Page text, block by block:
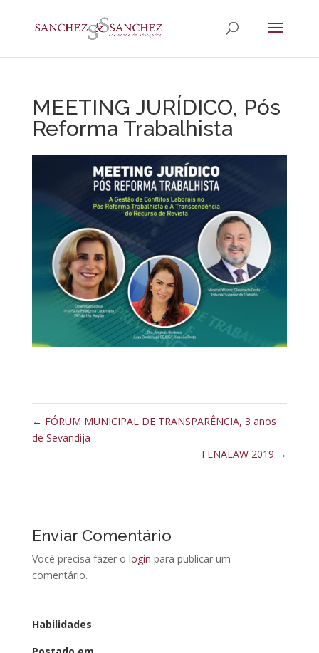
MEETING JURÍDICO, Pós
Reforma Trabalhista
← FÓRUM MUNICIPAL DE TRANSPARÊNCIA, 3 anos
de Sevandija
FENALAW 2019 →
Enviar Comentário
Você precisa fazer o login para publicar um
comentário.
Habilidades